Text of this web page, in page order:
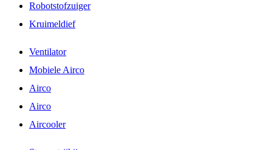
Robotstofzuiger
Kruimeldief
Ventilator
Mobiele Airco
Airco
Airco
Aircooler